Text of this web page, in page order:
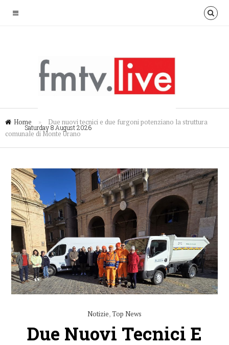
Saturday 8 August 2026
Home »
Due nuovi tecnici e due furgoni potenziano la struttura
comunale di Monte Urano
Notizie,Top News
Due Nuovi Tecnici E